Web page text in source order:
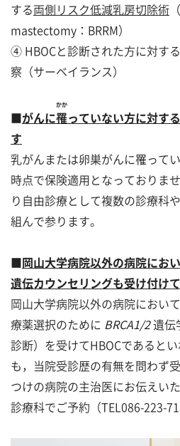
する両側リスク低減乳房切除術
mastectomy：BRRM）
④ HBOCと診断された方に対す
察（サーベイランス）
■がんに罹
かか
っていない方に対す
す
乳がんまたは卵巣がんに罹って
時点で保険適用となっておりま
り自由診療として複数の診療科
組んで参ります。
■岡山大学病院以外の病院にお
遺伝カウンセリングも受け付け
岡山大学病院以外の病院におい
療薬選択のために BRCA1/2遺伝
診断）を受けてHBOCであると
も，当院受診歴の有無を問わず
つけの病院の主治医にお伝えい
診療科でご予約（TEL086-223-